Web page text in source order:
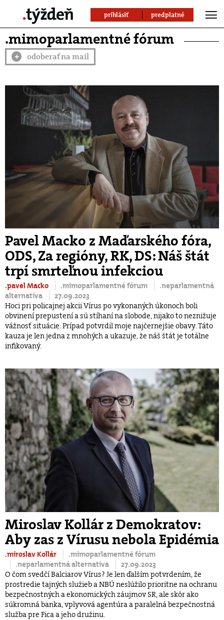
prihlásiť predplatné
.mimoparlamentné fórum
+ odoberať na mail
Pavel Macko z Maďarského fóra,
ODS, Za regióny, RK, DS: Náš štát
trpí smrteľnou infekciou
.pavel Macko .mimoparlamentné fórum
.neparlamentná
alternatíva
27.09.2023
Hoci pri policajnej akcii Vírus po vykonaných úkonoch boli
obvinení prepustení a sú stíhaní na slobode, nijako to neznižuje
vážnosť situácie. Prípad potvrdil moje najčernejšie obavy. Táto
kauza je len jedna z mnohých a ukazuje, že náš štát je totálne
infikovaný.
Miroslav Kollár z Demokratov:
Aby zas z Vírusu nebola Epidémia
.miroslav Kollár
.mimoparlamentné fórum
.neparlamentná alternatíva
27.09.2023
O čom svedčí Balciarov Vírus? Je len ďalším potvrdením, že
prostredie tajných služieb a NBÚ neslúžilo prioritne na ochranu
bezpečnostných a ekonomických záujmov SR, ale skôr ako
súkromná banka, vplyvová agentúra a paralelná bezpečnostná
služba pre Fica a jeho družinu.